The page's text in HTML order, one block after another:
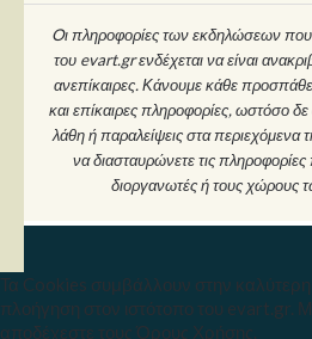
Oι πληροφορίες των εκδηλώσεων που
του evart.gr ενδέχεται να είναι
ανεπίκαιρες. Κάνουμε κάθε
και επίκαιρες πληροφορίες, ωστόσο
λάθη ή παραλείψεις στα
να διασταυρώνετε τις πληροφορίες
διοργανωτές ή τους χώρους
Σχετικά
Copyright © 2026 Ev Art.
Τα Cookies συμβάλλουν στην καλύτερη
πλοήγηση στον ιστότοπο του evart.gr.
αποδέχεστε τους Όρους Χρήσης.